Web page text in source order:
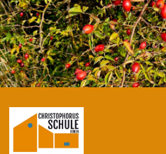
Zum
Inhalt
springen